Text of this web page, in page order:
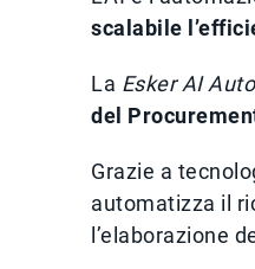
scalabile
La Esker AI
del
Grazie a
automatizza il
l’elaborazione